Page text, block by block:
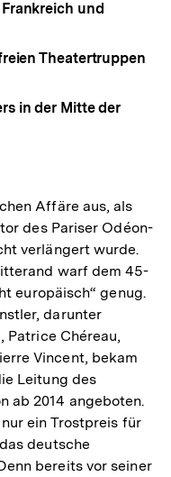
und
Theatertruppen
in der Mitte der
Affäre aus, als
des Pariser Odéon-
verlängert wurde.
warf dem 45-
europäisch“ genug.
darunter
Patrice Chéreau,
Vincent, bekam
Leitung des
ab 2014 angeboten.
ein Trostpreis für
deutsche
bereits vor seiner